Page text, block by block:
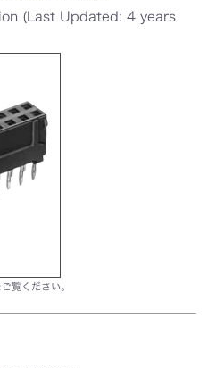
(Last Updated: 4 years
覧ください。